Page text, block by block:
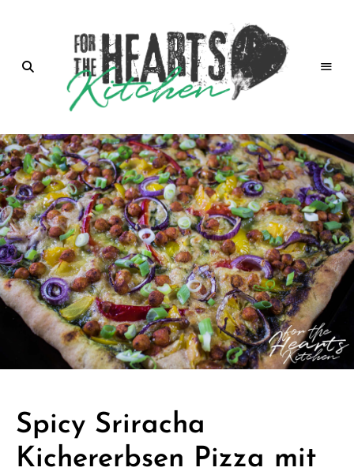
for the
Hearts
Kitchen |
die
Küche
mit Herz
von
Christian
Schäfer.
einfache
vegane
Rezepte
Spicy Sriracha
Kichererbsen Pizza mit